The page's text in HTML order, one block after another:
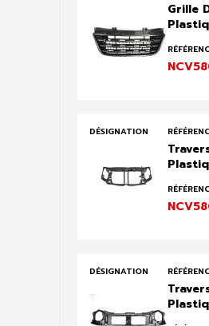
Grille
DÉSIGNATION
DÉSIGNATION